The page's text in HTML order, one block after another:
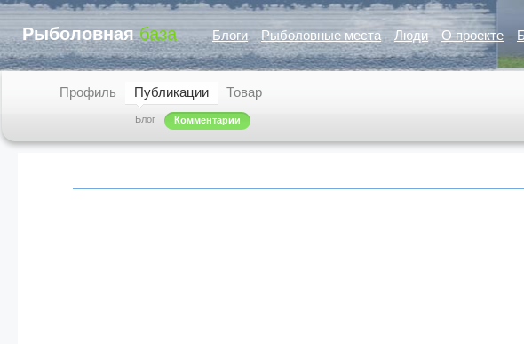
Рыболовнаябаза Блоги Рыболовные места Люди О проекте
Профиль Публикации
Блог Комментарии
Товар